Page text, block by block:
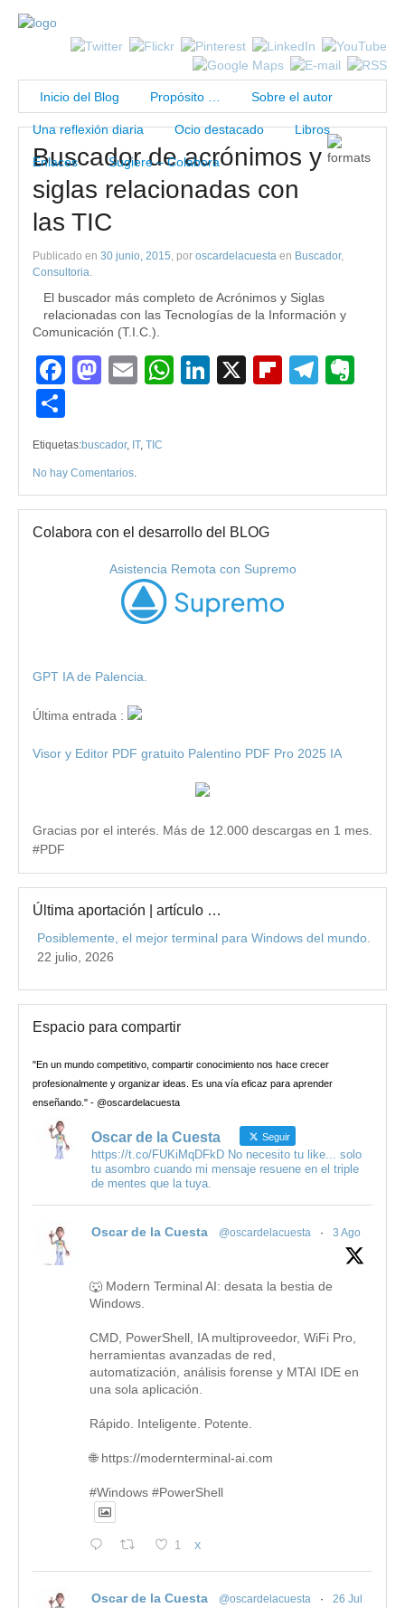
Inicio del Blog Propósito … Sobre el autor
Una reflexión diaria Ocio destacado Libros
Enlaces Sugiere – Colabora
Buscador de acrónimos y
siglas relacionadas con
las TIC
Publicado en 30 junio, 2015, por oscardelacuesta en Buscador,
Consultoria.
El buscador más completo de Acrónimos y Siglas
relacionadas con las Tecnologías de la Información y
Comunicación (T.I.C.).
Facebook
Mastodon
EmailWhatsApp
LinkedIn
X Flipboard
Etiquetas:buscador, IT, TIC
No hay Comentarios.
Colabora con el desarrollo del BLOG
Asistencia Remota con Supremo
GPT IA de Palencia.
Última entrada :
Visor y Editor PDF gratuito Palentino PDF Pro 2025 IA
Gracias por el interés. Más de 12.000 descargas en 1 mes.
#PDF
Última aportación | artículo …
Posiblemente, el mejor terminal para Windows del mundo.
22 julio, 2026
Espacio para compartir
"En un mundo competitivo, compartir conocimiento nos hace crecer
profesionalmente y organizar ideas. Es una vía eficaz para aprender
enseñando." - @oscardelacuesta
Oscar de la Cuesta Seguir
https://t.co/FUKiMqDFkD No necesito tu like... solo
tu asombro cuando mi mensaje resuene en el triple
de mentes que la tuya.
Oscar de la Cuesta @oscardelacuesta · 3 Ago
🐺 Modern Terminal AI: desata la bestia de
Windows.
CMD, PowerShell, IA multiproveedor, WiFi Pro,
herramientas avanzadas de red,
automatización, análisis forense y MTAI IDE en
una sola aplicación.
Rápido. Inteligente. Potente.
🌐 https://modernterminal-ai.com
#Windows #PowerShell
1 X
Oscar de la Cuesta @oscardelacuesta · 26 Jul